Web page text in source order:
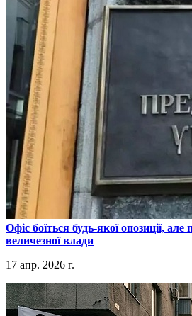
​Офіс боїться будь-якої опозиції, але
величезної влади
17 апр. 2026 г.